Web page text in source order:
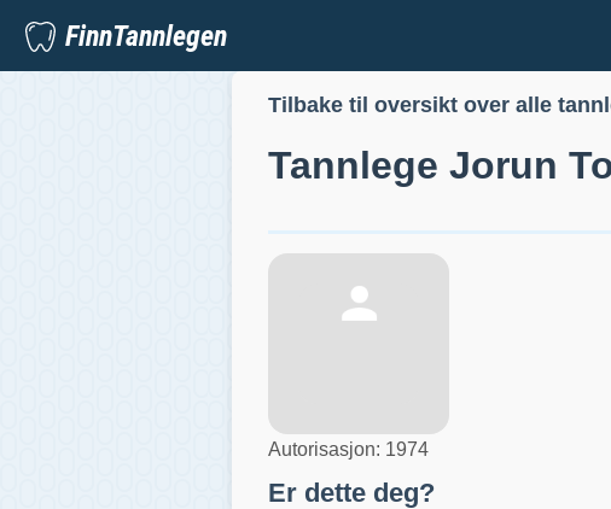
FinnTannlegen
Tilbake til oversikt over alle
Tannlege Jorun
Autorisasjon: 1974
Er dette deg?